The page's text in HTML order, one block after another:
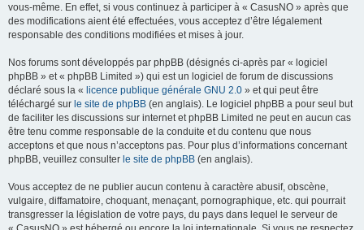
vous-même. En effet, si vous continuez à participer à « CasusNO » après que
des modifications aient été effectuées, vous acceptez d’être légalement
responsable des conditions modifiées et mises à jour.
Nos forums sont développés par phpBB (désignés ci-après par « logiciel
phpBB » et « phpBB Limited ») qui est un logiciel de forum de discussions
déclaré sous la « licence publique générale GNU 2.0 » et qui peut être
téléchargé sur le site de phpBB (en anglais). Le logiciel phpBB a pour seul but
de faciliter les discussions sur internet et phpBB Limited ne peut en aucun cas
être tenu comme responsable de la conduite et du contenu que nous
acceptons et que nous n’acceptons pas. Pour plus d’informations concernant
phpBB, veuillez consulter le site de phpBB (en anglais).
Vous acceptez de ne publier aucun contenu à caractère abusif, obscène,
vulgaire, diffamatoire, choquant, menaçant, pornographique, etc. qui pourrait
transgresser la législation de votre pays, du pays dans lequel le serveur de